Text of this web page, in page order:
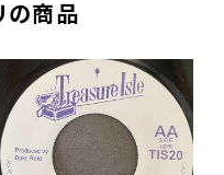
の商品